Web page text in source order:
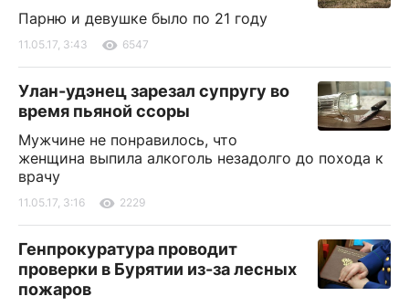
Парню и девушке было по 21 году
11.05.17, 3:43 6547
Улан-удэнец зарезал супругу во
время пьяной ссоры
Мужчине не понравилось, что
женщина выпила алкоголь незадолго до похода к
врачу
11.05.17, 3:16 2229
Генпрокуратура проводит
проверки в Бурятии из-за лесных
пожаров